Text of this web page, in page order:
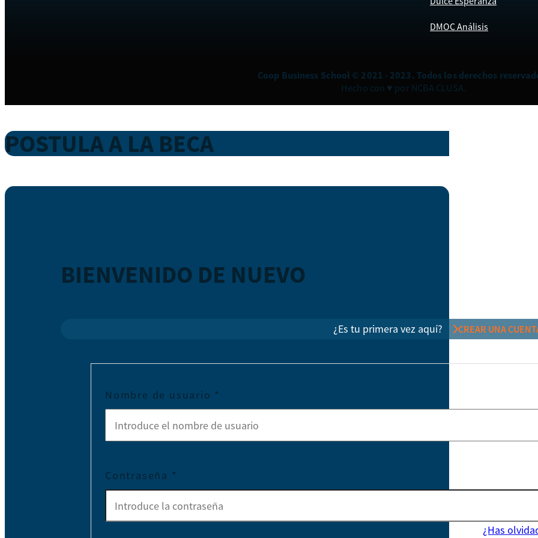
DMOC Análisis
Coop Business School © 2021 - 2023. Todos los derechos
Hecho con ♥ por NCBA CLUSA.
POSTULA A LA BECA
BIENVENIDO DE NUEVO
¿Es tu primera vez aquí? CREAR UNA
Nombre de usuario *
Contraseña *
¿Has